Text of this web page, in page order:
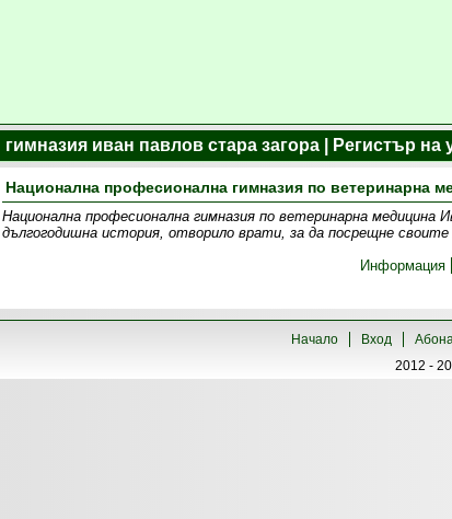
гимназия иван павлов стара загора | Регистър на
Национална професионална гимназия по ветеринарна
Национална професионална гимназия по ветеринарна медицина
дългогодишна история, отворило врати, за да посрещне своите
Информация
Начало Вход
2012 -